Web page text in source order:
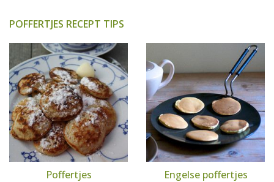
POFFERTJES RECEPT TIPS
Poffertjes Engelse poffertjes